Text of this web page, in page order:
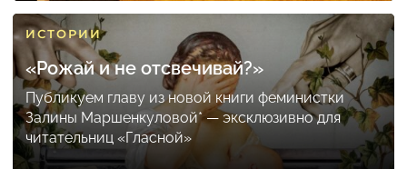
ИСТОРИИ
«Рожай и не отсвечивай?»
Публикуем главу из новой книги феминистки
Залины Маршенкуловой* — эксклюзивно для
читательниц «Гласной»